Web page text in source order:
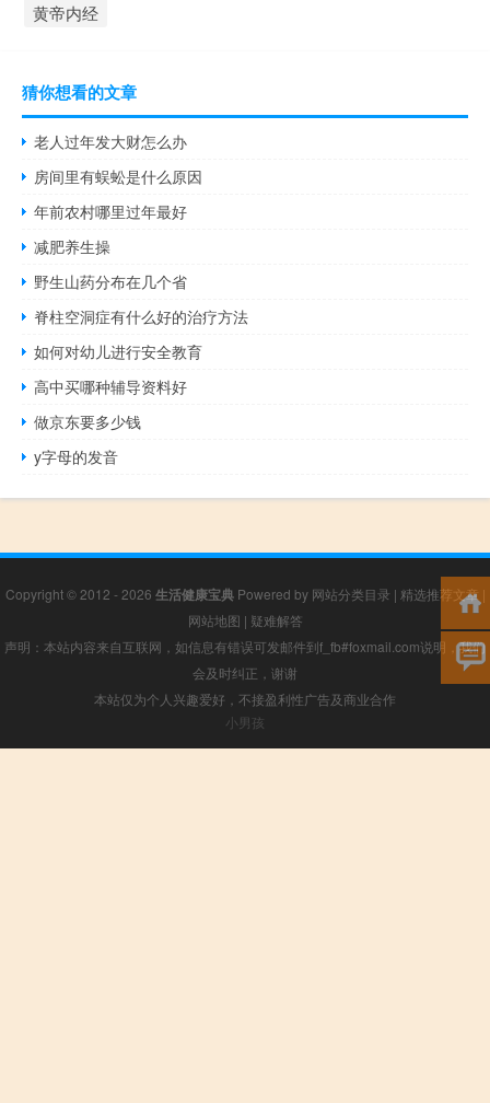
黄帝内经
猜你想看的文章
老人过年发大财怎么办
房间里有蜈蚣是什么原因
年前农村哪里过年最好
减肥养生操
野生山药分布在几个省
脊柱空洞症有什么好的治疗方法
如何对幼儿进行安全教育
高中买哪种辅导资料好
做京东要多少钱
y字母的发音
Copyright © 2012 - 2026 生活健康宝典Powered by 网站分类目录 | 精选推荐文章 |
网站地图 | 疑难解答
声明：本站内容来自互联网，如信息有错误可发邮件到f_fb#foxmail.com说明，我们
会及时纠正，谢谢
本站仅为个人兴趣爱好，不接盈利性广告及商业合作
小男孩